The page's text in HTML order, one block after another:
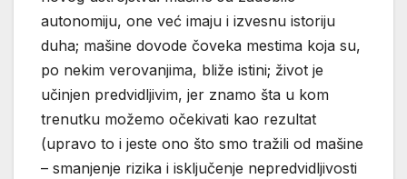
autonomiju, one već imaju i izvesnu istoriju
duha; mašine dovode čoveka mestima koja su,
po nekim verovanjima, bliže istini; život je
učinjen predvidljivim, jer znamo šta u kom
trenutku možemo očekivati kao rezultat
(upravo to i jeste ono što smo tražili od mašine
– smanjenje rizika i isključenje nepredvidljivosti